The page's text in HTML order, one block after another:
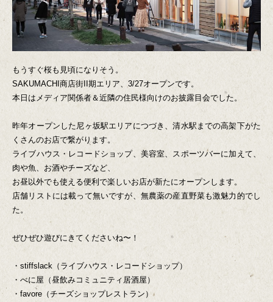
もうすぐ桜も見頃になりそう。
SAKUMACHI商店街II期エリア、3/27オープンです。
本日はメディア関係者＆近隣の住民様向けのお披露目会でした。
昨年オープンした尼ヶ坂駅エリアにつづき、清水駅までの高架下がた
くさんのお店で繋がります。
ライブハウス・レコードショップ、美容室、スポーツバーに加えて、
肉や魚、お酒やチーズなど、
お昼以外でも使える便利で楽しいお店が新たにオープンします。
店舗リストには載って無いですが、無農薬の産直野菜も激魅力的でし
た。
ぜひぜひ遊びにきてくださいね〜！
・stiffslack（ライブハウス・レコードショップ）
・べに屋（昼飲みコミュニティ居酒屋）
・favore（チーズショップレストラン）